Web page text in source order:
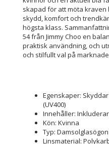
skapad för att möta
skydd, komfort och
högsta klass.
54 från Jimmy Choo en
praktisk användning, och
och stilfullt val på
Egenskaper:
(UV400)
Innehåller:
Kön: Kvinna
Typ: Damsolglasögon
Linsmaterial: